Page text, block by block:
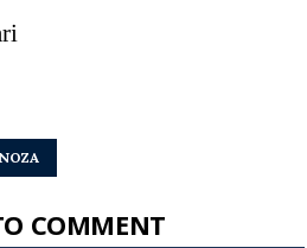
COMMENT